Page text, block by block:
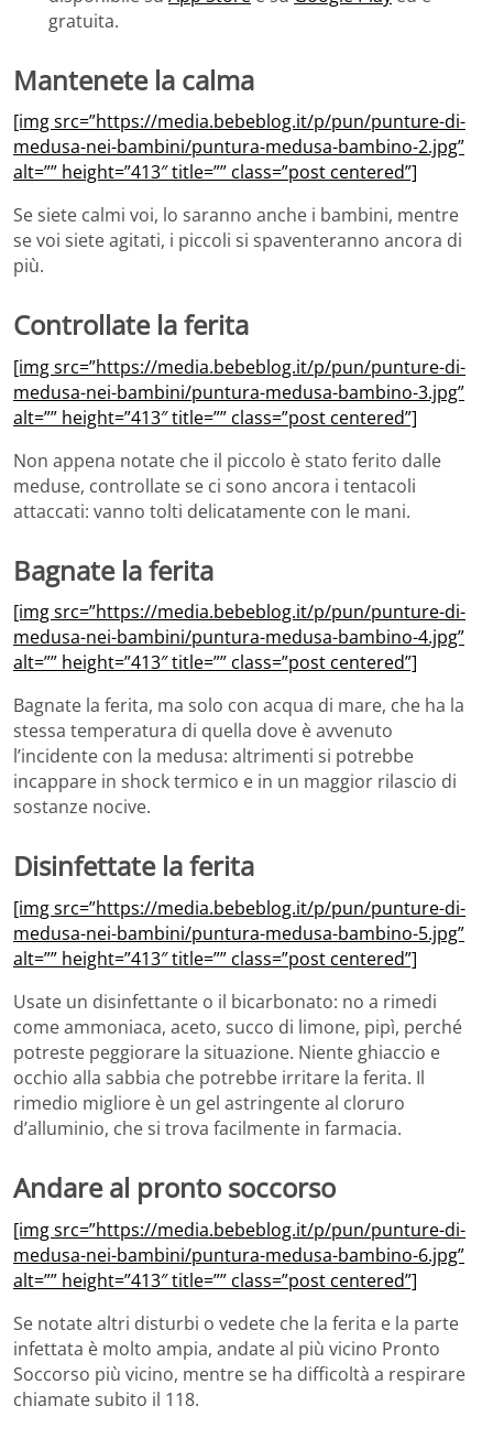
gratuita.
Mantenete la calma
[img src=”https://media.bebeblog.it/p/pun/punture-di-
medusa-nei-bambini/puntura-medusa-bambino-2.jpg”
alt=”” height=”413″ title=”” class=”post centered”]
Se siete calmi voi, lo saranno anche i bambini, mentre
se voi siete agitati, i piccoli si spaventeranno ancora di
più.
Controllate la ferita
[img src=”https://media.bebeblog.it/p/pun/punture-di-
medusa-nei-bambini/puntura-medusa-bambino-3.jpg”
alt=”” height=”413″ title=”” class=”post centered”]
Non appena notate che il piccolo è stato ferito dalle
meduse, controllate se ci sono ancora i tentacoli
attaccati: vanno tolti delicatamente con le mani.
Bagnate la ferita
[img src=”https://media.bebeblog.it/p/pun/punture-di-
medusa-nei-bambini/puntura-medusa-bambino-4.jpg”
alt=”” height=”413″ title=”” class=”post centered”]
Bagnate la ferita, ma solo con acqua di mare, che ha la
stessa temperatura di quella dove è avvenuto
l’incidente con la medusa: altrimenti si potrebbe
incappare in shock termico e in un maggior rilascio di
sostanze nocive.
Disinfettate la ferita
[img src=”https://media.bebeblog.it/p/pun/punture-di-
medusa-nei-bambini/puntura-medusa-bambino-5.jpg”
alt=”” height=”413″ title=”” class=”post centered”]
Usate un disinfettante o il bicarbonato: no a rimedi
come ammoniaca, aceto, succo di limone, pipì, perché
potreste peggiorare la situazione. Niente ghiaccio e
occhio alla sabbia che potrebbe irritare la ferita. Il
rimedio migliore è un gel astringente al cloruro
d’alluminio, che si trova facilmente in farmacia.
Andare al pronto soccorso
[img src=”https://media.bebeblog.it/p/pun/punture-di-
medusa-nei-bambini/puntura-medusa-bambino-6.jpg”
alt=”” height=”413″ title=”” class=”post centered”]
Se notate altri disturbi o vedete che la ferita e la parte
infettata è molto ampia, andate al più vicino Pronto
Soccorso più vicino, mentre se ha difficoltà a respirare
chiamate subito il 118.